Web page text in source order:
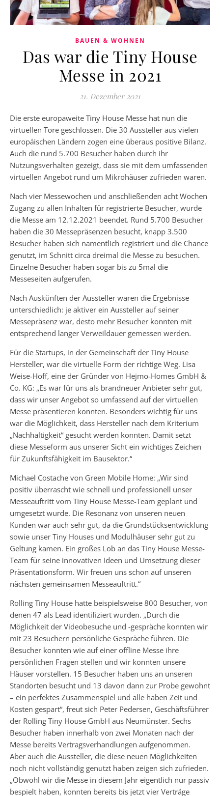
BAUEN & WOHNEN
Das war die Tiny House
Messe in 2021
21. Dezember 2021
Die erste europaweite Tiny House Messe hat nun die
virtuellen Tore geschlossen. Die 30 Aussteller aus vielen
europäischen Ländern zogen eine überaus positive Bilanz.
Auch die rund 5.700 Besucher haben durch ihr
Nutzungsverhalten gezeigt, dass sie mit dem umfassenden
virtuellen Angebot rund um Mikrohäuser zufrieden waren.
Nach vier Messewochen und anschließenden acht Wochen
Zugang zu allen Inhalten für registrierte Besucher, wurde
die Messe am 12.12.2021 beendet. Rund 5.700 Besucher
haben die 30 Messepräsenzen besucht, knapp 3.500
Besucher haben sich namentlich registriert und die Chance
genutzt, im Schnitt circa dreimal die Messe zu besuchen.
Einzelne Besucher haben sogar bis zu 5mal die
Messeseiten aufgerufen.
Nach Auskünften der Aussteller waren die Ergebnisse
unterschiedlich: je aktiver ein Aussteller auf seiner
Messepräsenz war, desto mehr Besucher konnten mit
entsprechend langer Verweildauer gemessen werden.
Für die Startups, in der Gemeinschaft der Tiny House
Hersteller, war die virtuelle Form der richtige Weg. Lisa
Weise-Hoff, eine der Gründer von Hejmo-Homes GmbH &
Co. KG: „Es war für uns als brandneuer Anbieter sehr gut,
dass wir unser Angebot so umfassend auf der virtuellen
Messe präsentieren konnten. Besonders wichtig für uns
war die Möglichkeit, dass Hersteller nach dem Kriterium
„Nachhaltigkeit“ gesucht werden konnten. Damit setzt
diese Messeform aus unserer Sicht ein wichtiges Zeichen
für Zukunftsfähigkeit im Bausektor.“
Michael Costache von Green Mobile Home: „Wir sind
positiv überrascht wie schnell und professionell unser
Messeauftritt vom Tiny House Messe-Team geplant und
umgesetzt wurde. Die Resonanz von unseren neuen
Kunden war auch sehr gut, da die Grundstücksentwicklung
sowie unser Tiny Houses und Modulhäuser sehr gut zu
Geltung kamen. Ein großes Lob an das Tiny House Messe-
Team für seine innovativen Ideen und Umsetzung dieser
Präsentationsform. Wir freuen uns schon auf unseren
nächsten gemeinsamen Messeauftritt.“
Rolling Tiny House hatte beispielsweise 800 Besucher, von
denen 47 als Lead identifiziert wurden. „Durch die
Möglichkeit der Videobesuche und -gespräche konnten wir
mit 23 Besuchern persönliche Gespräche führen. Die
Besucher konnten wie auf einer offline Messe ihre
persönlichen Fragen stellen und wir konnten unsere
Häuser vorstellen. 15 Besucher haben uns an unseren
Standorten besucht und 13 davon dann zur Probe gewohnt
– ein perfektes Zusammenspiel und alle haben Zeit und
Kosten gespart“, freut sich Peter Pedersen, Geschäftsführer
der Rolling Tiny House GmbH aus Neumünster. Sechs
Besucher haben innerhalb von zwei Monaten nach der
Messe bereits Vertragsverhandlungen aufgenommen.
Aber auch die Aussteller, die diese neuen Möglichkeiten
noch nicht vollständig genutzt haben zeigen sich zufrieden.
„Obwohl wir die Messe in diesem Jahr eigentlich nur passiv
bespielt haben, konnten bereits bis jetzt vier Verträge